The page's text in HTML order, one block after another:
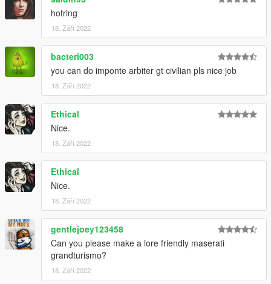
hotring
18. Září 2022
bacteri003
you can do imponte arbiter gt civilian pls nice job
18. Září 2022
Ethical
Nice.
18. Září 2022
Ethical
Nice.
18. Září 2022
gentlejoey123458
Can you please make a lore friendly maserati
grandturismo?
18. Září 2022